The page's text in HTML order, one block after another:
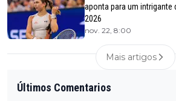
aponta para um intrigante
2026
nov. 22, 8:00
Mais artigos
Últimos Comentarios